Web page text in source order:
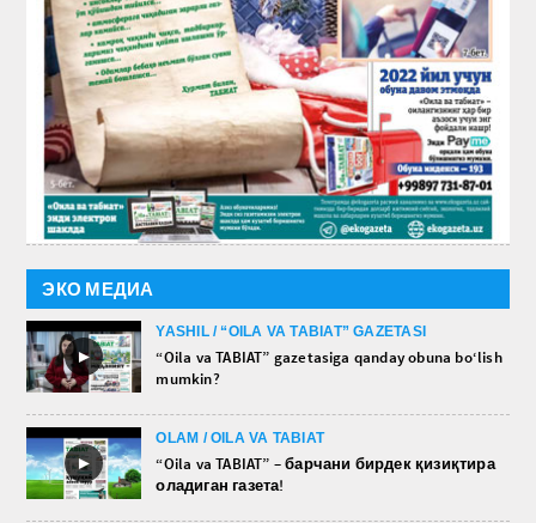
ЭКО МЕДИА
►
YASHIL / “OILA VA TABIAT” GAZETASI
“Oila va TABIAT” gazetasiga qanday obuna bo‘lish
mumkin?
►
OLAM / OILA VA TABIAT
“Oila va TABIAT” – барчани бирдек қизиқтира
оладиган газета!